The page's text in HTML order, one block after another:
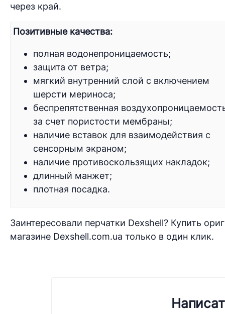
через край.
Позитивные качества:
полная водонепроницаемость;
защита от ветра;
мягкий внутренний слой с включением
шерсти мериноса;
беспрепятственная
за счет пористости мембраны;
наличие вставок для взаимодействия с
сенсорным экраном;
наличие противоскользящих накладок;
длинный манжет;
плотная посадка.
Заинтересовали перчатки Dexshell? Купить
магазине Dexshell.com.ua только в один клик.